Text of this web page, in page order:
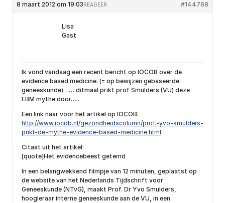
8 maart 2012 om 19:03 #144768
REAGEER
Lisa
Gast
Ik vond vandaag een recent bericht op IOCOB over de
evidence based medicine. (= op bewijzen gebaseerde
geneeskunde)…… ditmaal prikt prof Smulders (VU) deze
EBM mythe door…..
Een link naar voor het artikel op IOCOB:
http://www.iocob.nl/gezondheidscolumn/prof.-yvo-smulders-
prikt-de-mythe-evidence-based-medicine.html
Citaat uit het artikel:
[quote]Het evidencebeest getemd
In een belangwekkend filmpje van 12 minuten, geplaatst op
de website van het Nederlands Tijdschrift voor
Geneeskunde (NTvG), maakt Prof. Dr Yvo Smulders,
hoogleraar interne geneeskunde aan de VU, in een